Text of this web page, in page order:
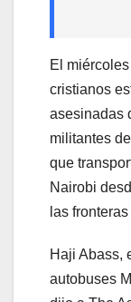
El
cristianos
asesinadas
militantes
que
Nairobi
las
Haji Abass,
autobuses